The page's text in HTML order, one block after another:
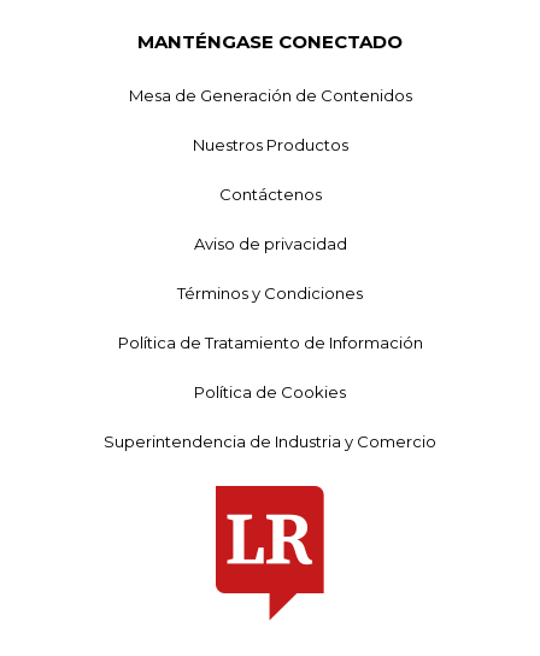
MANTÉNGASE CONECTADO
Mesa de Generación de Contenidos
Nuestros Productos
Contáctenos
Aviso de privacidad
Términos y Condiciones
Política de Tratamiento de Información
Política de Cookies
Superintendencia de Industria y Comercio